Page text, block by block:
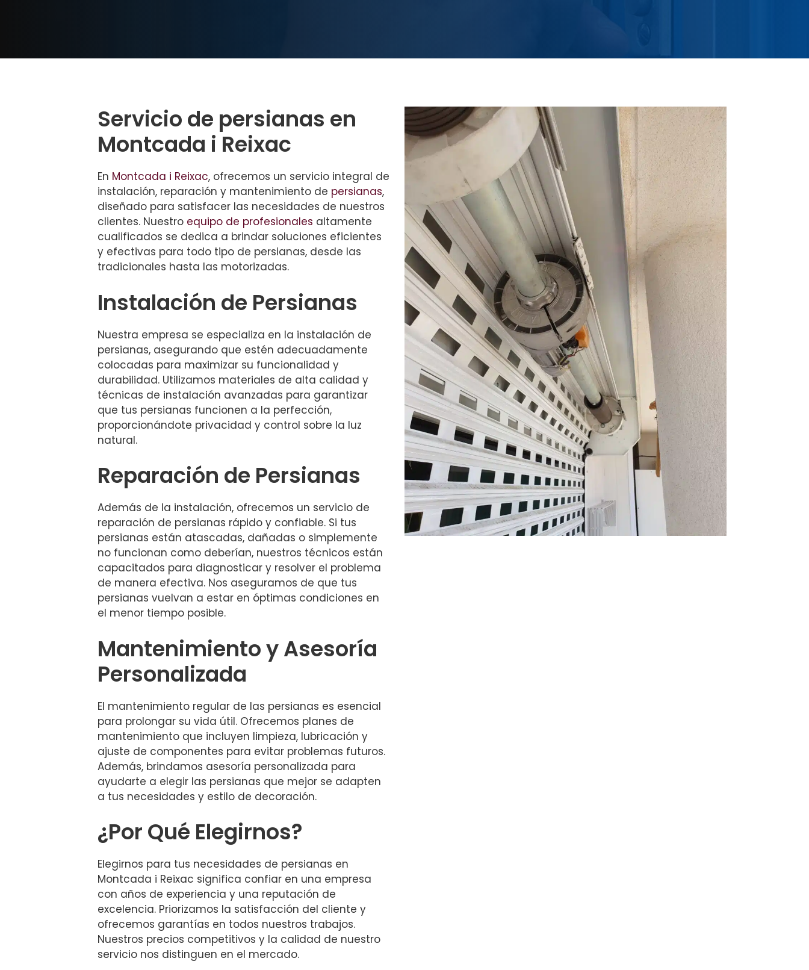
Servicio de persianas en
Montcada i Reixac
En Montcada i Reixac, ofrecemos un servicio integral de
instalación, reparación y mantenimiento de persianas,
diseñado para satisfacer las necesidades de nuestros
clientes. Nuestro equipo de profesionales altamente
cualificados se dedica a brindar soluciones eficientes
y efectivas para todo tipo de persianas, desde las
tradicionales hasta las motorizadas.
Instalación de Persianas
Nuestra empresa se especializa en la instalación de
persianas, asegurando que estén adecuadamente
colocadas para maximizar su funcionalidad y
durabilidad. Utilizamos materiales de alta calidad y
técnicas de instalación avanzadas para garantizar
que tus persianas funcionen a la perfección,
proporcionándote privacidad y control sobre la luz
natural.
Reparación de Persianas
Además de la instalación, ofrecemos un servicio de
reparación de persianas rápido y confiable. Si tus
persianas están atascadas, dañadas o simplemente
no funcionan como deberían, nuestros técnicos están
capacitados para diagnosticar y resolver el problema
de manera efectiva. Nos aseguramos de que tus
persianas vuelvan a estar en óptimas condiciones en
el menor tiempo posible.
Mantenimiento y Asesoría
Personalizada
El mantenimiento regular de las persianas es esencial
para prolongar su vida útil. Ofrecemos planes de
mantenimiento que incluyen limpieza, lubricación y
ajuste de componentes para evitar problemas futuros.
Además, brindamos asesoría personalizada para
ayudarte a elegir las persianas que mejor se adapten
a tus necesidades y estilo de decoración.
¿Por Qué Elegirnos?
Elegirnos para tus necesidades de persianas en
Montcada i Reixac significa confiar en una empresa
con años de experiencia y una reputación de
excelencia. Priorizamos la satisfacción del cliente y
ofrecemos garantías en todos nuestros trabajos.
Nuestros precios competitivos y la calidad de nuestro
servicio nos distinguen en el mercado.